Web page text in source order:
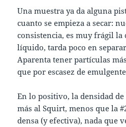
Una muestra ya da alguna
cuanto se empieza a secar:
consistencia, es muy frágil la
líquido, tarda poco en
Aparenta tener partículas
que por escasez de
En lo positivo, la densidad de
más al Squirt, menos que la
densa (y efectiva), nada que